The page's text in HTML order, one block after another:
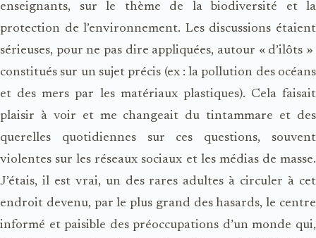
enseignants, sur le thème de la biodiversité et la
protection de l’environnement. Les discussions étaient
sérieuses, pour ne pas dire appliquées, autour « d’ilôts »
constitués sur un sujet précis (ex : la pollution des océans
et des mers par les matériaux plastiques). Cela faisait
plaisir à voir et me changeait du tintammare et des
querelles quotidiennes sur ces questions, souvent
violentes sur les réseaux sociaux et les médias de masse.
J’étais, il est vrai, un des rares adultes à circuler à cet
endroit devenu, par le plus grand des hasards, le centre
informé et paisible des préoccupations d’un monde qui,